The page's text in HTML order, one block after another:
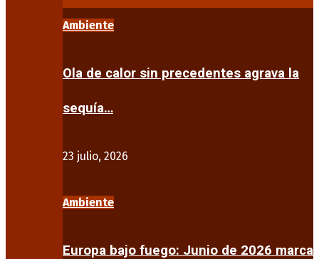
Ambiente
Ola de calor sin precedentes agrava la
sequía…
23 julio, 2026
Ambiente
Europa bajo fuego: Junio de 2026 marca